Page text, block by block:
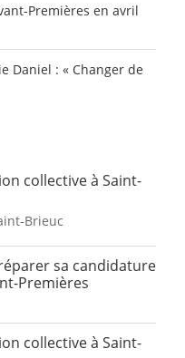
Premières en avril
Daniel : « Changer de
collective à Saint-
Brieuc
sa candidature
Premières
collective à Saint-